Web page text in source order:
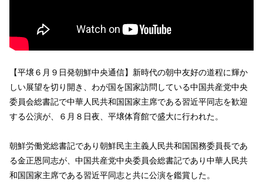
【平壌６月９日発朝鮮中央通信】新時代の朝中友好の道程に輝か
しい展望を切り開き、わが国を国家訪問している中国共産党中央
委員会総書記で中華人民共和国国家主席である習近平同志を歓迎
する公演が、６月８日夜、平壌体育館で盛大に行われた。
朝鮮労働党総書記であり朝鮮民主主義人民共和国国務委員長であ
る金正恩同志が、中国共産党中央委員会総書記であり中華人民共
和国国家主席である習近平同志と共に公演を鑑賞した。